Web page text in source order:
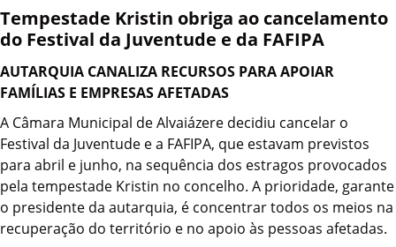
Tempestade Kristin obriga ao cancelamento
do Festival da Juventude e da FAFIPA
AUTARQUIA CANALIZA RECURSOS PARA APOIAR
FAMÍLIAS E EMPRESAS AFETADAS
A Câmara Municipal de Alvaiázere decidiu cancelar o
Festival da Juventude e a FAFIPA, que estavam previstos
para abril e junho, na sequência dos estragos provocados
pela tempestade Kristin no concelho. A prioridade, garante
o presidente da autarquia, é concentrar todos os meios na
recuperação do território e no apoio às pessoas afetadas.